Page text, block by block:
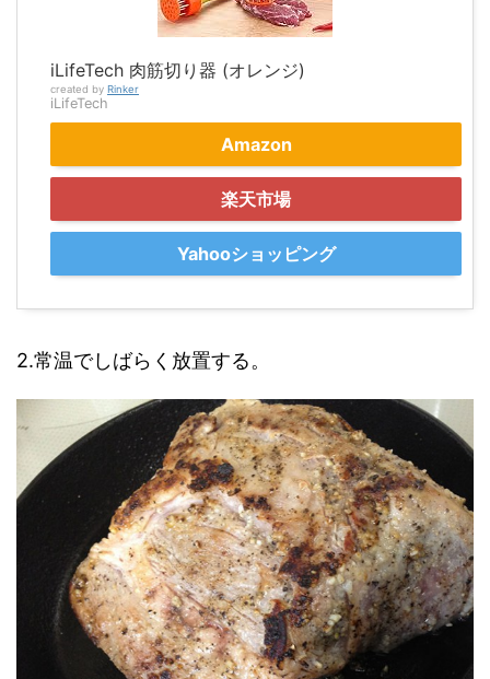
iLifeTech 肉筋切り器 (オレンジ)
created by Rinker
iLifeTech
Amazon
楽天市場
Yahooショッピング
2.常温でしばらく放置する。